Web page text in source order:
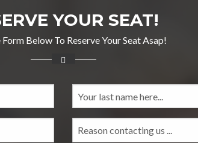
YOUR SEAT!
Below To Reserve Your Seat Asap!